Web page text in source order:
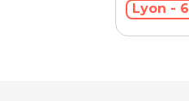
Lyon -